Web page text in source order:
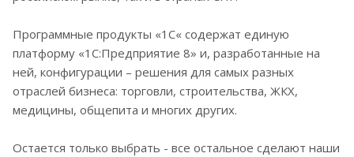
Программные продукты «1С« содержат единую
платформу «1С:Предприятие 8» и, разработанные на
ней, конфигурации – решения для самых разных
отраслей бизнеса: торговли, строительства, ЖКХ,
медицины, общепита и многих других.
Остается только выбрать - все остальное сделают наши